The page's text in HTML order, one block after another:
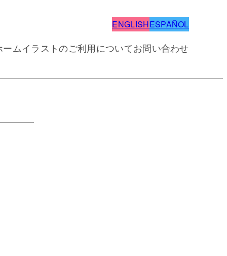
ENGLISHESPAÑOL
ームイラストのご利用についてお問い合わせ